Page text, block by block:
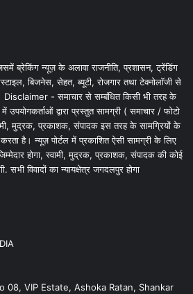
ब्रेकिंग न्यूज़ के अलावा राजनीति, प्रशासन, ट्रेंडिंग
बिजनेस, सेहत, ब्यूटी, रोजगार तथा टेक्नोलॉजी से
Disclaimer - समाचार से सम्बंधित किसी भी तरह के
द्वारा प्रस्तुत सामग्री ( समाचार / फोटो
मुद्रक, प्रकाशक, संपादक इस तरह के सामग्रियों के
करता है। न्यूज़ पोर्टल में प्रकाशित ऐसी सामग्री के लिए
होगा, स्वामी, मुद्रक, प्रकाशक, संपादक की कोई
सभी विवादों का न्यायक्षेत्र जगदलपुर होगा
08, VIP Estate, Ashoka Ratan, Shankar